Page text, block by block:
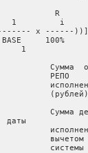
R
1         i
x ------))]
100%
1
Сумма
РЕПО
Сумма
даты
системы